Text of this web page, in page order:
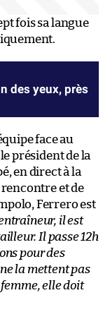
fois sa langue
des yeux, près
face au
président de la
en direct à la
et de
Ferrero est
il est
Il passe 12h
pour des
la mettent pas
elle doit